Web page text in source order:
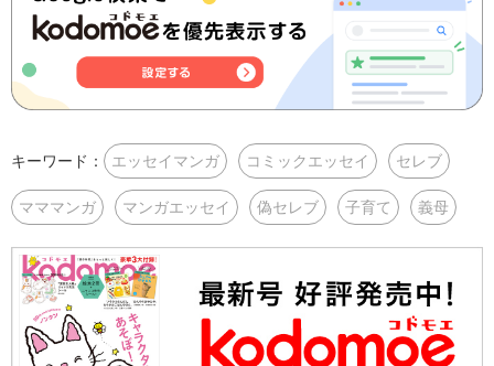
キーワード： エッセイマンガ コミックエッセイ セレブ
マママンガ マンガエッセイ 偽セレブ 子育て 義母